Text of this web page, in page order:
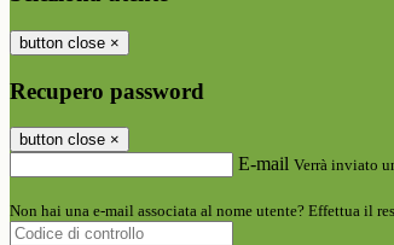
button close ×
Recupero password
button close ×
E-mail Verrà inviato
Non hai una e-mail associata al nome utente? Effettua il